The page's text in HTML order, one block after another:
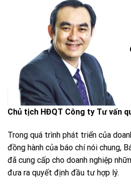
Chủ tịch HĐQT Công ty Tư vấn
Trong quá trình phát triển của
đồng hành của báo chí nói chung,
đã cung cấp cho doanh nghiệp
đưa ra quyết định đầu tư hợp lý.